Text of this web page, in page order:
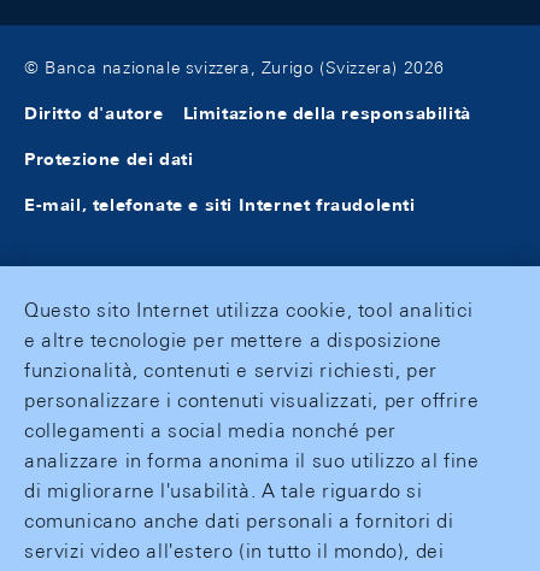
© Banca nazionale svizzera, Zurigo (Svizzera) 2026
Diritto d'autore Limitazione della responsabilità
Protezione dei dati
E-mail, telefonate e siti Internet fraudolenti
Questo sito Internet utilizza cookie, tool analitici
e altre tecnologie per mettere a disposizione
funzionalità, contenuti e servizi richiesti, per
personalizzare i contenuti visualizzati, per offrire
collegamenti a social media nonché per
analizzare in forma anonima il suo utilizzo al fine
di migliorarne l'usabilità. A tale riguardo si
comunicano anche dati personali a fornitori di
servizi video all'estero (in tutto il mondo), dei